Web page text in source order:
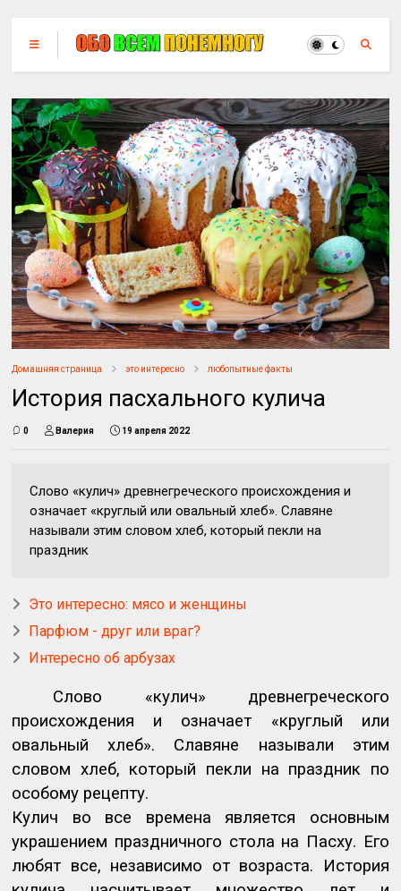
Домашняя страница это интересно любопытные факты
История пасхального кулича
0 Валерия 19 апреля 2022
Слово «кулич» древнегреческого происхождения и
означает «круглый или овальный хлеб». Славяне
называли этим словом хлеб, который пекли на
праздник
Это интересно: мясо и женщины
Парфюм - друг или враг?
Интересно об арбузах
Слово «кулич» древнегреческого
происхождения и означает «круглый или
овальный хлеб». Славяне называли этим
словом хлеб, который пекли на праздник по
особому рецепту.
Кулич во все времена является основным
украшением праздничного стола на Пасху. Его
любят все, независимо от возраста. История